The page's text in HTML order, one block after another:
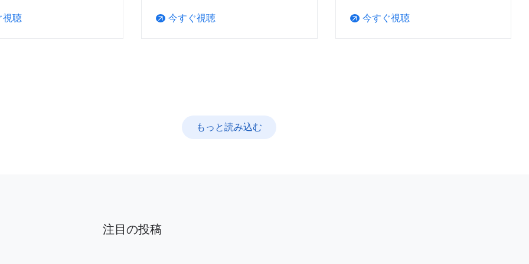
視聴 arrow_outward 今すぐ視聴 arrow_outward 今すぐ視聴
もっと読み込む
注目の投稿